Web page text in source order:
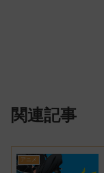
関連記事
アニメ